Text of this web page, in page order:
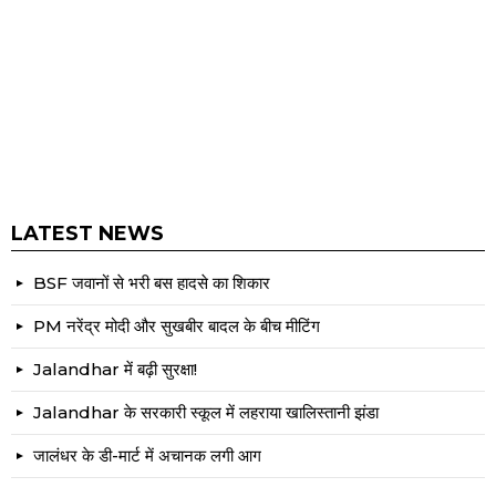
LATEST NEWS
BSF जवानों से भरी बस हादसे का शिकार
PM नरेंद्र मोदी और सुखबीर बादल के बीच मीटिंग
Jalandhar में बढ़ी सुरक्षा!
Jalandhar के सरकारी स्कूल में लहराया खालिस्तानी झंडा
जालंधर के डी-मार्ट में अचानक लगी आग